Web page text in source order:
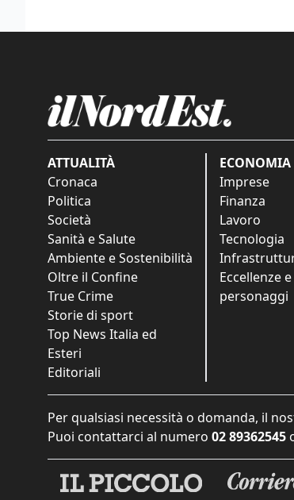
ATTUALITÀ
Cronaca
Politica
Società
Sanità e Salute
Ambiente e Sostenibilità
Oltre il Confine
True Crime
Storie di sport
Top News Italia ed
Esteri
Editoriali
ECONOMIA
Imprese
Finanza
Lavoro
Tecnologia
Eccellenze e
personaggi
Per qualsiasi necessità o domanda, il
Puoi contattarci al numero 02 89362545